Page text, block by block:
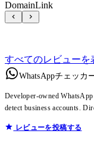
DomainLink
すべてのレビューを
WhatsAppチェッカ
Developer-owned
detect business accounts.
レビューを投稿する